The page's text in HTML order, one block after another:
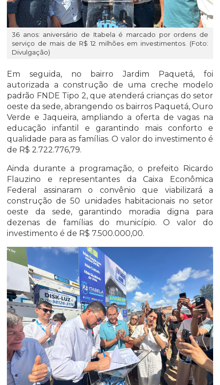
36 anos: aniversário de Itabela é marcado por ordens de
serviço de mais de R$ 12 milhões em investimentos. (Foto:
Divulgação)
Em seguida, no bairro Jardim Paquetá, foi
autorizada a construção de uma creche modelo
padrão FNDE Tipo 2, que atenderá crianças do setor
oeste da sede, abrangendo os bairros Paquetá, Ouro
Verde e Jaqueira, ampliando a oferta de vagas na
educação infantil e garantindo mais conforto e
qualidade para as famílias. O valor do investimento é
de R$ 2.722.776,79.
Ainda durante a programação, o prefeito Ricardo
Flauzino e representantes da Caixa Econômica
Federal assinaram o convênio que viabilizará a
construção de 50 unidades habitacionais no setor
oeste da sede, garantindo moradia digna para
dezenas de famílias do município. O valor do
investimento é de R$ 7.500.000,00.